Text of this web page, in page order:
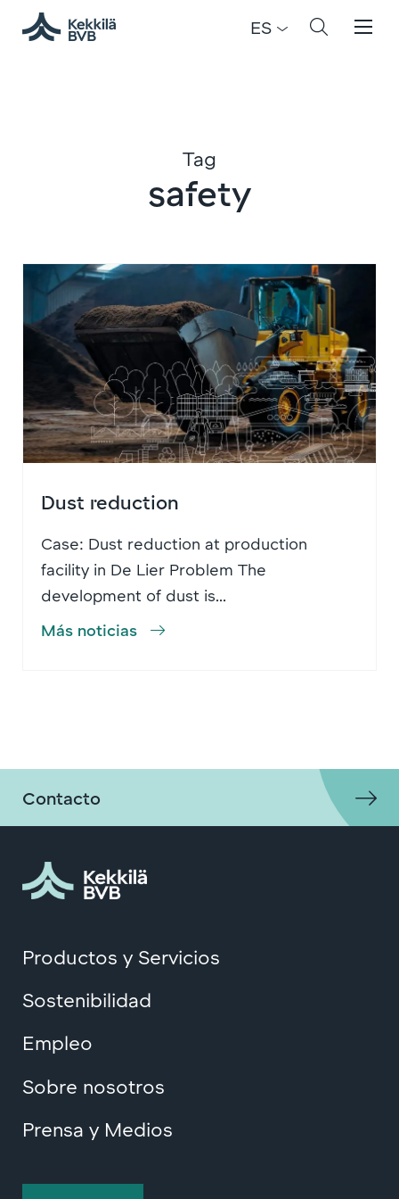
ES
Tag
safety
Dust reduction
Case: Dust reduction at production
facility in De Lier Problem The
development of dust is...
Más noticias
Contacto
Productos y Servicios
Sostenibilidad
Empleo
Sobre nosotros
Prensa y Medios